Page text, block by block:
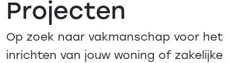
Projecten
Op zoek naar vakmanschap voor het
inrichten van jouw woning of zakelijke